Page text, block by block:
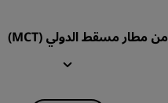
من مطار مسقط الدولي (MCT)